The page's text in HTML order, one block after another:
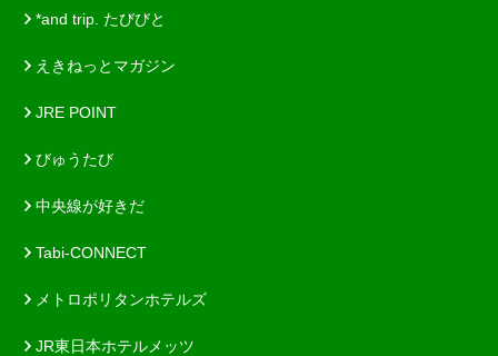
*and trip. たびびと
えきねっとマガジン
JRE POINT
びゅうたび
中央線が好きだ
Tabi-CONNECT
メトロポリタンホテルズ
JR東日本ホテルメッツ